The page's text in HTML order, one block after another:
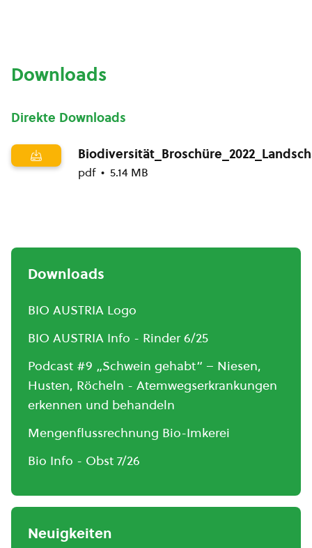
Downloads
Direkte Downloads
pdf 5.14 MB
Downloads
BIO AUSTRIA Logo
BIO AUSTRIA Info - Rinder 6/25
Podcast #9 „Schwein gehabt“ – Niesen,
Husten, Röcheln - Atemwegserkrankungen
erkennen und behandeln
Mengenflussrechnung Bio-Imkerei
Bio Info - Obst 7/26
Neuigkeiten